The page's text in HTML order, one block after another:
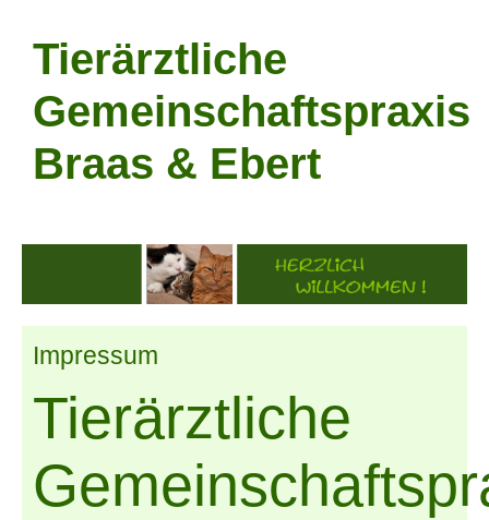
Tierärztliche
Gemeinschaftspraxis
Braas & Ebert
Impressum
Tierärztliche